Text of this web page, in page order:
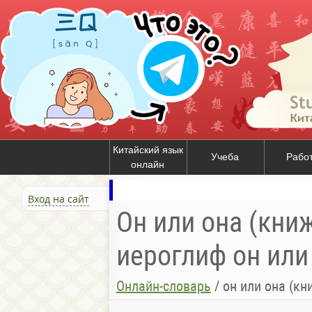
Китайский язык
онлайн
Учеба
Вход на сайт
Он или она
иероглиф он
Онлайн-словарь / он или она